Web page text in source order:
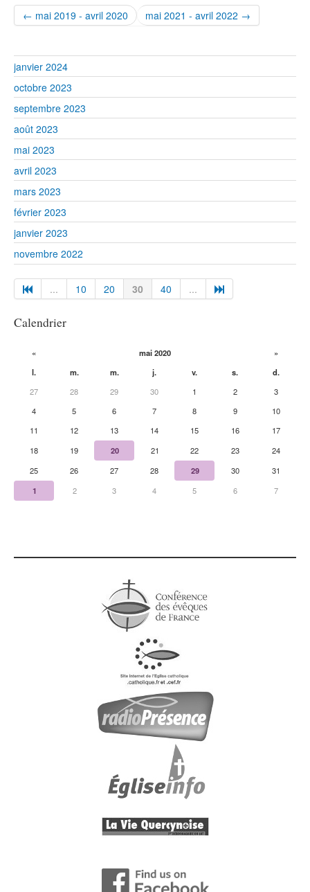
← mai 2019 - avril 2020 mai 2021 - avril 2022 →
janvier 2024
octobre 2023
septembre 2023
août 2023
mai 2023
avril 2023
mars 2023
février 2023
janvier 2023
novembre 2022
... 10 20 30 40 ...
Calendrier
« mai 2020
»
l.
m. m. j. v. s.
d.
27
28 29 30 1 2
3
4
5 6 7 8 9
10
11
12 13 14 15 16
17
18
19 20 21 22 23
24
25
26 27 28 29 30
31
1
2 3 4 5 6 7